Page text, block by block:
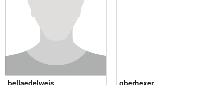
bellaedelweis oberhexer